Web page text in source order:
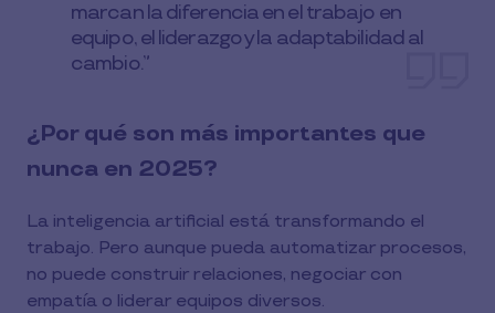
marcan la diferencia en el trabajo en
equipo, el liderazgo y la adaptabilidad al
cambio.”
¿Por qué son más importantes que
nunca en 2025?
La inteligencia artificial está transformando el
trabajo. Pero aunque pueda automatizar procesos,
no puede construir relaciones, negociar con
empatía o liderar equipos diversos.